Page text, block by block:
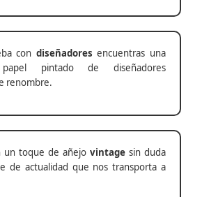
con diseñadores encuentras una
pintado de diseñadores
renombre.
un toque de añejo vintage sin duda
de actualidad que nos transporta a